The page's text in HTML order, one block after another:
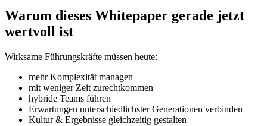
Warum dieses Whitepaper gerade jetzt
wertvoll ist
Wirksame Führungskräfte müssen heute:
mehr Komplexität managen
mit weniger Zeit zurechtkommen
hybride Teams führen
Erwartungen unterschiedlichster Generationen verbinden
Kultur & Ergebnisse gleichzeitig gestalten